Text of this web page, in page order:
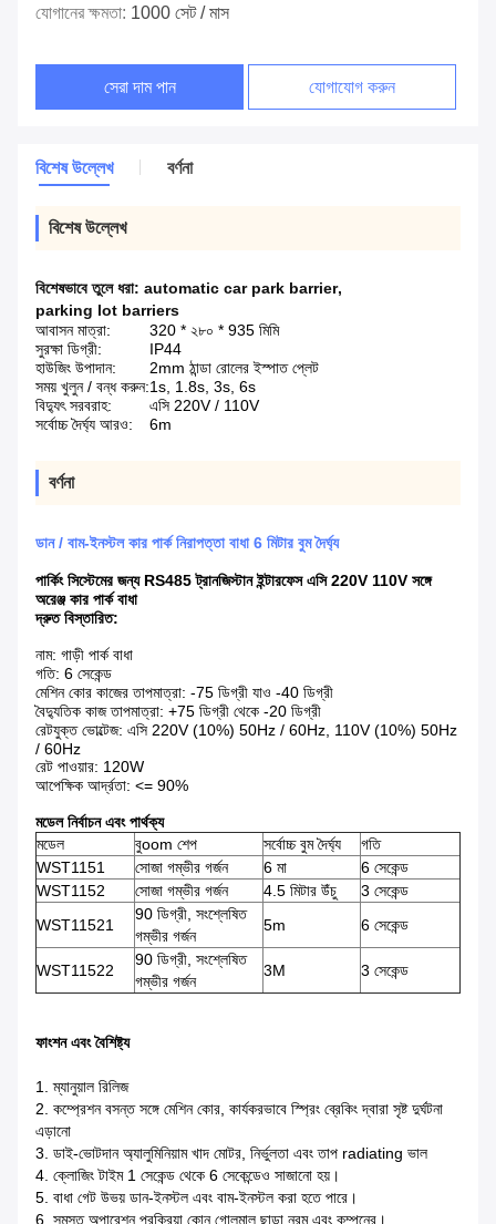
যোগানের ক্ষমতা: 1000 সেট / মাস
সেরা দাম পান যোগাযোগ করুন
বিশেষ উল্লেখ বর্ণনা
বিশেষ উল্লেখ
বিশেষভাবে তুলে ধরা: automatic car park barrier,
parking lot barriers
আবাসন মাত্রা:
320 * ২৮০ * 935 মিমি
সুরক্ষা ডিগ্রী:
IP44
হাউজিং উপাদান:
2mm ঠান্ডা রোলের ইস্পাত প্লেট
সময় খুলুন / বন্ধ করুন:1s, 1.8s, 3s, 6s
বিদ্যুৎ সরবরাহ:
এসি 220V / 110V
সর্বোচ্চ দৈর্ঘ্য আরও:
6m
বর্ণনা
ডান / বাম-ইনস্টল কার পার্ক নিরাপত্তা বাধা 6 মিটার বুম দৈর্ঘ্য
পার্কিং সিস্টেমের জন্য RS485 ট্রানজিস্টান ইন্টারফেস এসি 220V 110V সঙ্গে
অরেঞ্জ কার পার্ক বাধা
দ্রুত বিস্তারিত:
নাম: গাড়ী পার্ক বাধা
গতি: 6 সেকেন্ড
মেশিন কোর কাজের তাপমাত্রা: -75 ডিগ্রী যাও -40 ডিগ্রী
বৈদ্যুতিক কাজ তাপমাত্রা: +75 ডিগ্রী থেকে -20 ডিগ্রী
রেটযুক্ত ভোল্টেজ: এসি 220V (10%) 50Hz / 60Hz, 110V (10%) 50Hz
/ 60Hz
রেট পাওয়ার: 120W
আপেক্ষিক আর্দ্রতা: <= 90%
মডেল নির্বাচন এবং পার্থক্য
মডেল
বুoom শেপ সর্বোচ্চ বুম দৈর্ঘ্য
গতি
WST1151
সোজা গম্ভীর গর্জন 6 মা
6 সেকেন্ড
WST1152
সোজা গম্ভীর গর্জন 4.5 মিটার উঁচু
3 সেকেন্ড
WST11521
90 ডিগ্রী, সংশ্লেষিত
গম্ভীর গর্জন
5m 6 সেকেন্ড
WST11522
90 ডিগ্রী, সংশ্লেষিত
গম্ভীর গর্জন
3M 3 সেকেন্ড
ফাংশন এবং বৈশিষ্ট্য
1. ম্যানুয়াল রিলিজ
2. কম্প্রেশন বসন্ত সঙ্গে মেশিন কোর, কার্যকরভাবে স্প্রিং ব্রেকিং দ্বারা সৃষ্ট দুর্ঘটনা
এড়ানো
3. ডাই-ভোটদান অ্যালুমিনিয়াম খাদ মোটর, নির্ভুলতা এবং তাপ radiating ভাল
4. ক্লোজিং টাইম 1 সেকেন্ড থেকে 6 সেকেন্ডেও সাজানো হয়।
5. বাধা গেট উভয় ডান-ইনস্টল এবং বাম-ইনস্টল করা হতে পারে।
6. সমস্ত অপারেশন প্রক্রিয়া কোন গোলমাল ছাড়া নরম এবং কম্পনের।